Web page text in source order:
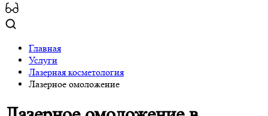
Главная
Услуги
Лазерная косметология
Лазерное омоложение